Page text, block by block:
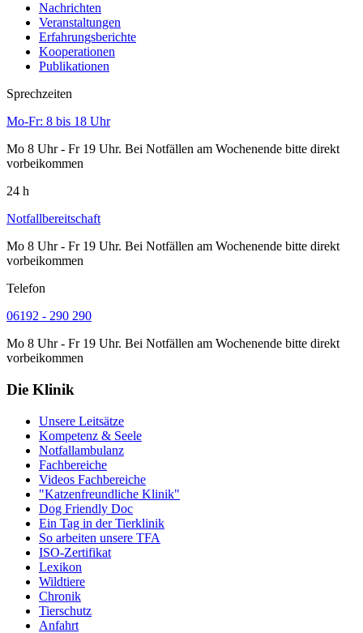
Nachrichten
Veranstaltungen
Erfahrungsberichte
Kooperationen
Publikationen
Sprechzeiten
Mo-Fr: 8 bis 18 Uhr
Mo 8 Uhr - Fr 19 Uhr. Bei Notfällen am Wochenende bitte direkt
vorbeikommen
24 h
Notfallbereitschaft
Mo 8 Uhr - Fr 19 Uhr. Bei Notfällen am Wochenende bitte direkt
vorbeikommen
Telefon
06192 - 290 290
Mo 8 Uhr - Fr 19 Uhr. Bei Notfällen am Wochenende bitte direkt
vorbeikommen
Die Klinik
Unsere Leitsätze
Kompetenz & Seele
Notfallambulanz
Fachbereiche
Videos Fachbereiche
"Katzenfreundliche Klinik"
Dog Friendly Doc
Ein Tag in der Tierklinik
So arbeiten unsere TFA
ISO-Zertifikat
Lexikon
Wildtiere
Chronik
Tierschutz
Anfahrt